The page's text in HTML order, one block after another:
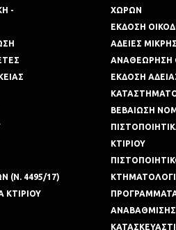
-
(Ν. 4495/17)
ΚΤΙΡΙΟΥ
ΧΩΡΩΝ
ΕΚΔΟΣΗ
ΑΔΕΙΕΣ
ΑΝΑΘΕΩΡΗΣΗ
ΕΚΔΟΣΗ
ΒΕΒΑΙΩΣΗ
ΚΤΙΡΙΟΥ
ΑΝΑΒΑΘΜΙΣΗΣ